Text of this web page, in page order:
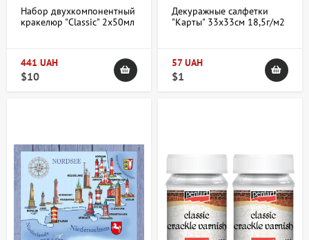
Набор двухкомпонентный
кракелюр "Classic" 2х50мл
441 UAH
$10
Декуражные салфетки
"Карты" 33х33см 18,5г/м2
57 UAH
$1